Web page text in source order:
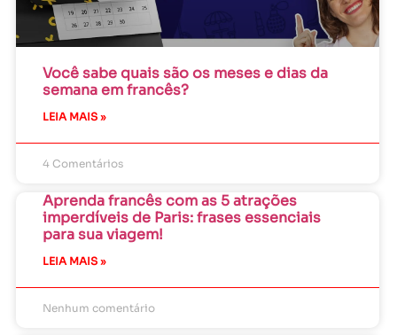
Você sabe quais são os meses e dias da
semana em francês?
LEIA MAIS »
4 Comentários
Aprenda francês com as 5 atrações
imperdíveis de Paris: frases essenciais
para sua viagem!
LEIA MAIS »
Nenhum comentário